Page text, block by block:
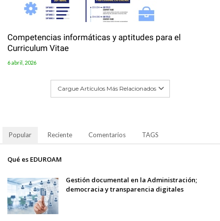
Competencias informáticas y aptitudes para el
Curriculum Vitae
6 abril, 2026
Cargue Artículos Más Relacionados
Popular Reciente Comentarios TAGS
Qué es EDUROAM
Gestión documental en la Administración;
democracia y transparencia digitales